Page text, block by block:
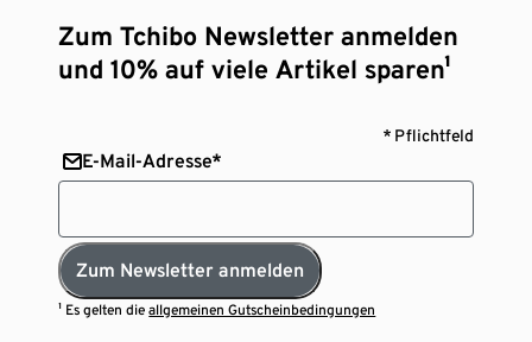
Zum Tchibo Newsletter anmelden
und 10% auf viele Artikel sparen¹
* Pflichtfeld
E-Mail-Adresse*
Zum Newsletter anmelden
¹ Es gelten dieallgemeinen Gutscheinbedingungen